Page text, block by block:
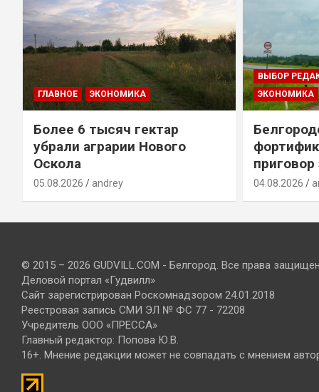
ГЛАВНОЕ ЭКОНОМИКА
Более 6 тысяч гектар
убрали аграрии Нового
Оскола
05.08.2026 andrey
ВЫБОР
ЭКОНОМИКА
04.08.2026
© 2015 – 2026 GUDVILL.COM - Белгород. Все права
Деловой портал «Гудвилл»
Сайт зарегистрирован Роскомнадзором 24.01.2018
Реестровая запись СМИ ЭЛ № ФС 77 - 72208
Учредитель ООО «ПРЕССА»
Главный редактор: Попова Ю.В.
16+. Мнение редакции может не совпадать с мнением